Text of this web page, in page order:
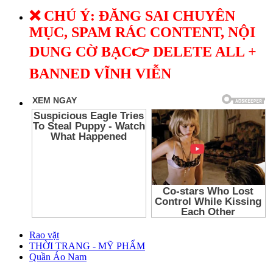
❌ CHÚ Ý: ĐĂNG SAI CHUYÊN
MỤC, SPAM RÁC CONTENT, NỘI
DUNG CỜ BẠC👉 DELETE ALL +
BANNED VĨNH VIỄN
Rao vặt
THỜI TRANG - MỸ PHẨM
Quần Áo Nam